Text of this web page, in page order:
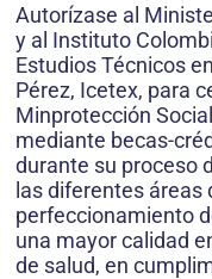
Autorízase al
y al Instituto
Estudios Técnicos
Pérez, Icetex, para
Minprotección
mediante becas-
durante su proceso
las diferentes áreas
perfeccionamiento
una mayor calidad
de salud, en